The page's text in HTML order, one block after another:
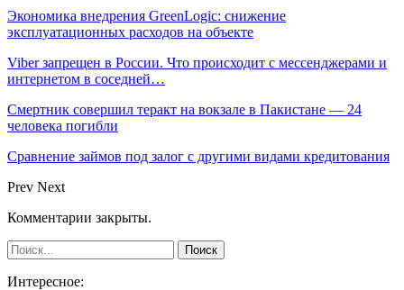
Экономика внедрения GreenLogic: снижение
эксплуатационных расходов на объекте
Viber запрещен в России. Что происходит с мессенджерами и
интернетом в соседней…
Смертник совершил теракт на вокзале в Пакистане — 24
человека погибли
Сравнение займов под залог с другими видами кредитования
Prev Next
Комментарии закрыты.
Интересное: